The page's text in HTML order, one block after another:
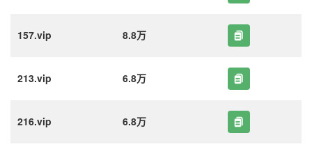
157.vip 8.8万
213.vip 6.8万
216.vip 6.8万